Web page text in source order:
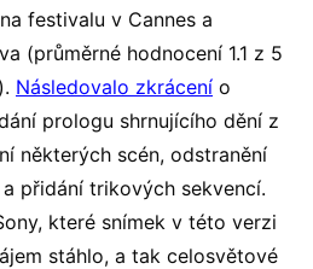
na festivalu v Cannes a
(průměrné hodnocení 1.1 z 5
Následovalo zkrácení o
prologu shrnujícího dění z
některých scén, odstranění
přidání trikových sekvencí.
které snímek v této verzi
stáhlo, a tak celosvětové